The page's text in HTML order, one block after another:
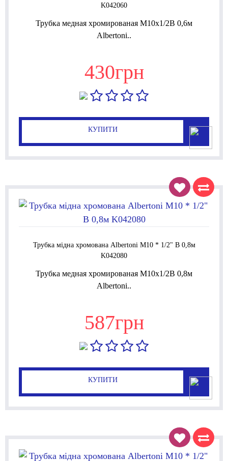
K042060
Трубка медная хромированая М10x1/2В 0,6м
Albertoni..
430грн
КУПИТИ
Трубка мідна хромована Albertoni М10 * 1/2" В 0,8м
K042080
Трубка медная хромированая М10x1/2В 0,8м
Albertoni..
587грн
КУПИТИ